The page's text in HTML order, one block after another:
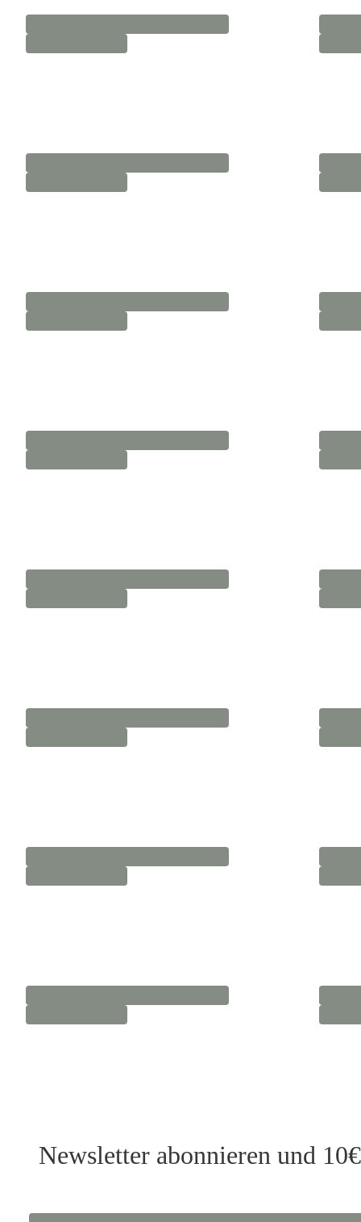
Newsletter abonnieren und